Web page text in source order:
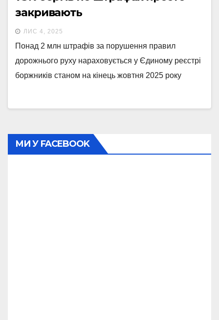
закривають
ЛИС 4, 2025
Понад 2 млн штрафів за порушення правил
дорожнього руху нараховується у Єдиному реєстрі
боржників станом на кінець жовтня 2025 року
МИ У FACEBOOK